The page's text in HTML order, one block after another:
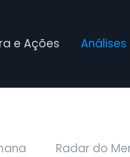
e Ações Análises
Radar do